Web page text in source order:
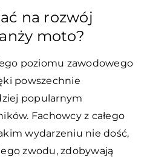
na rozwój
moto?
poziomu zawodowego
powszechnie
popularnym
Fachowcy z całego
wydarzeniu nie dość,
zwodu, zdobywają